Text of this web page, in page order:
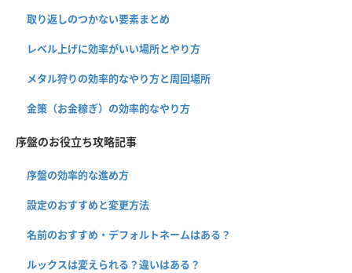
取り返しのつかない要素まとめ
レベル上げに効率がいい場所とやり方
メタル狩りの効率的なやり方と周回場所
金策（お金稼ぎ）の効率的なやり方
序盤のお役立ち攻略記事
序盤の効率的な進め方
設定のおすすめと変更方法
名前のおすすめ・デフォルトネームはある？
ルックスは変えられる？違いはある？